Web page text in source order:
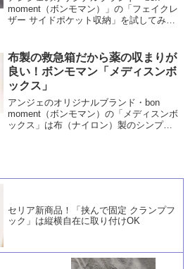
moment（ボンモマン）」の「フェイクレ
ザー サイドポケット収納」を試してみま
モノは収められず、滑り落ちやすいのが
難点です。
布製の救急箱だから薬の収まりが
良い！ボンモマン「メディスンボ
ックス」
アンジェのオリジナルブランド・bon
moment（ボンモマン）の「メディスンボ
ックス」は布（ナイロン）製のシンプル
セリア新商品！「挟んで固定 クランプフ
ック」は縦横自在に取り付けOK